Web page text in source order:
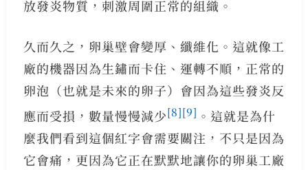
放發炎物質，刺激周圍正常的組織。
久而久之，卵巢壁會變厚、纖維化。這就像工
廠的機器因為生鏽而卡住、運轉不順，正常的
卵泡（也就是未來的卵子）會因為這些發炎反
應而受損，數量慢慢減少[8][9] 。這就是為什
麼我們看到這個紅字會需要關注，不只是因為
它會痛，更因為它正在默默地讓你的卵巢工廠